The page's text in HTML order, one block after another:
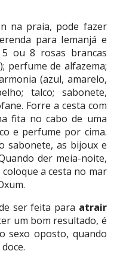
na praia, pode fazer
para Iemanjá e
ou 8 rosas brancas
perfume de alfazema;
(azul, amarelo,
talco; sabonete,
Forre a cesta com
fita no cabo de uma
e perfume por cima.
sabonete, as bijoux e
der meia-noite,
a cesta no mar
ser feita para atrair
um bom resultado, é
sexo oposto, quando